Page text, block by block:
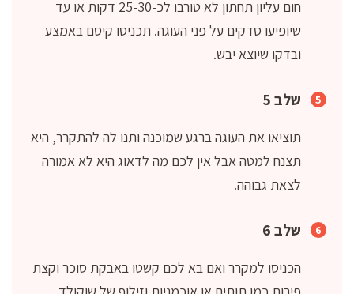
חום עליון תחתון לא טורבו לכ-25-30 דקות או עד
שיופיעו סדקים על פני העוגה. תכניסו קיסם באמצע
ובדקו שיוצא יבש.
שלב 5
תוציאו את העוגה ברגע שמוכנה ותנו לה להתקרר, היא
תצנח למטה אבל אין לכם מה לדאוג היא לא אמורה
לצאת גבוהה.
שלב 6
הכניסו למקרר ואם בא לכם קשטו באבקת סוכר וקצת